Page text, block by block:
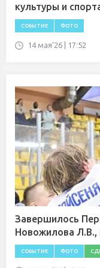
культуры и
СОБЫТИЕ ФОТО
14 мая'26 | 17:52
Завершилось
Новожилова
СОБЫТИЕ ФОТО